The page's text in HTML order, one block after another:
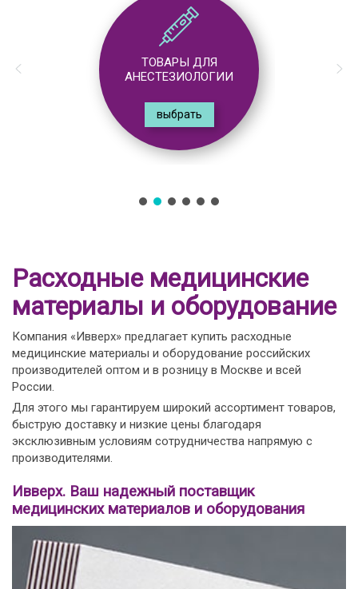
ТОВАРЫ ДЛЯ
АНЕСТЕЗИОЛОГИИ
выбрать
Расходные медицинские
материалы и оборудование
Компания «Ивверх» предлагает купить расходные
медицинские материалы и оборудование российских
производителей оптом и в розницу в Москве и всей
России.
Для этого мы гарантируем широкий ассортимент товаров,
быструю доставку и низкие цены благодаря
эксклюзивным условиям сотрудничества напрямую с
производителями.
Ивверх. Ваш надежный поставщик
медицинских материалов и оборудования